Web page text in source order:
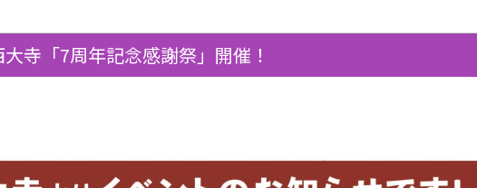
寺「7周年記念感謝祭」開催！